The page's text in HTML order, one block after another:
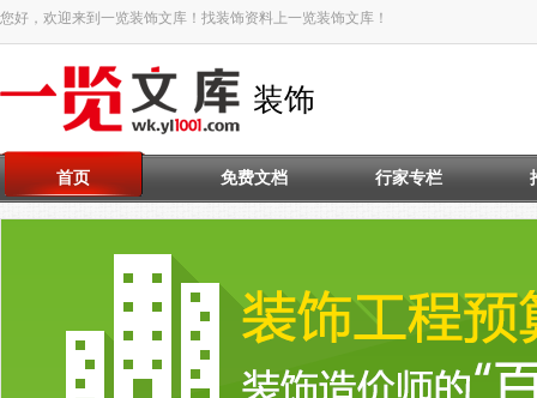
您好，欢迎来到一览装饰文库！找装饰资料上一览装饰文库！
装饰
首页 免费文档 行家专栏